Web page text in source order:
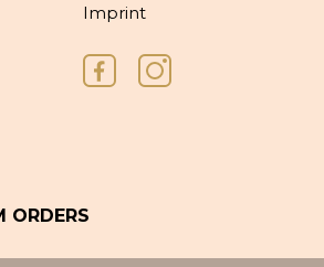
Imprint
ORDERS